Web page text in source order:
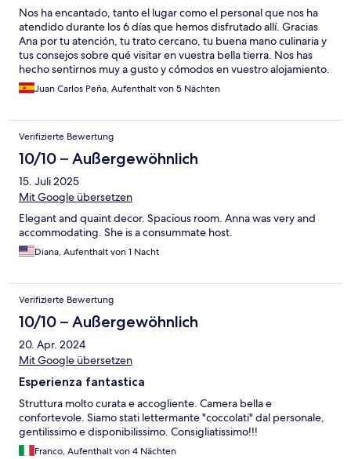
Nos ha encantado, tanto el lugar como el personal que nos ha
atendido durante los 6 días que hemos disfrutado allí. Gracias
Ana por tu atención, tu trato cercano, tu buena mano culinaria y
tus consejos sobre qué visitar en vuestra bella tierra. Nos has
hecho sentirnos muy a gusto y cómodos en vuestro alojamiento.
Juan Carlos Peña, Aufenthalt von 5 Nächten
Verifizierte Bewertung
10/10 – Außergewöhnlich
15. Juli 2025
Mit Google übersetzen
Elegant and quaint decor. Spacious room. Anna was very and
accommodating. She is a consummate host.
Diana, Aufenthalt von 1 Nacht
Verifizierte Bewertung
10/10 – Außergewöhnlich
20. Apr. 2024
Mit Google übersetzen
Esperienza fantastica
Struttura molto curata e accogliente. Camera bella e
confortevole. Siamo stati lettermante "coccolati" dal personale,
gentilissimo e disponibilissimo. Consigliatissimo!!!
Franco, Aufenthalt von 4 Nächten